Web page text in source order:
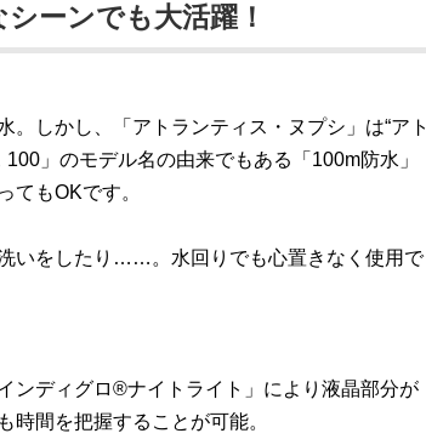
ーンでも大活躍！
しかし、「アトランティス・ヌプシ」は“アト
」のモデル名の由来でもある「100m防水」
てもOKです。
いをしたり……。水回りでも心置きなく使用で
ンディグロ®︎ナイトライト」により液晶部分が
時間を把握することが可能。